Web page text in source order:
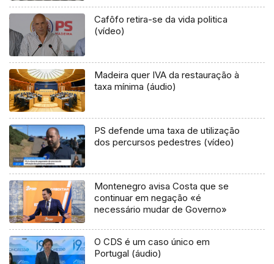
Cafôfo retira-se da vida politica
(vídeo)
Madeira quer IVA da restauração à
taxa mínima (áudio)
PS defende uma taxa de utilização
dos percursos pedestres (vídeo)
Montenegro avisa Costa que se
continuar em negação «é
necessário mudar de Governo»
O CDS é um caso único em
Portugal (áudio)